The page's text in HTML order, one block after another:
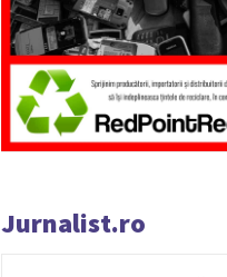
Jurnalist.ro